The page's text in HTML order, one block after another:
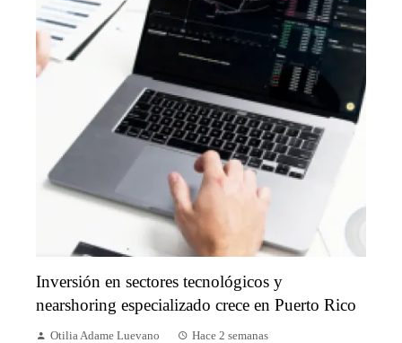
Inversión en sectores tecnológicos y
nearshoring especializado crece en Puerto Rico
Otilia Adame Luevano Hace 2 semanas